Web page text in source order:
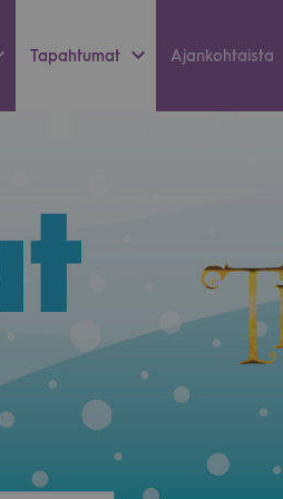
Tapah­tu­mat Ajan­koh­taista